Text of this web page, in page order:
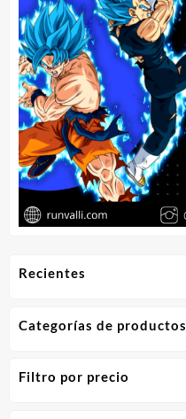
Recientes
Categorías de productos
Filtro por precio